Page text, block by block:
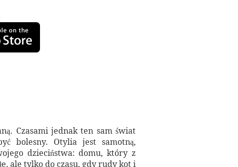
Czasami jednak ten sam świat
bolesny. Otylia jest samotną,
dzieciństwa: domu, który z
ale tylko do czasu, gdy rudy kot i